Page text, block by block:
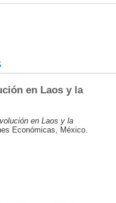
en Laos y la
en Laos y la
Económicas, México.